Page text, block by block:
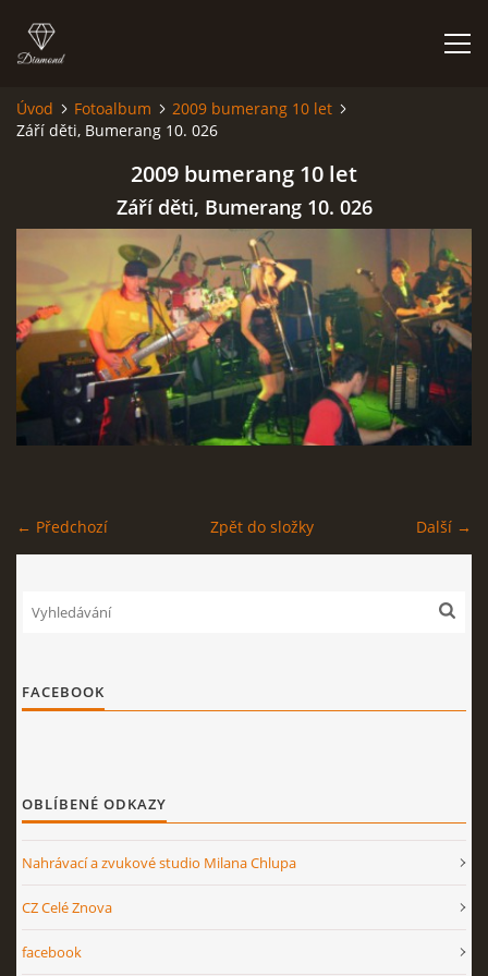
HISTORIE
JAK VYPADÁME
FOTOALBUM
CO HRAJEME
STAGEPLAN
Poříčany okr. Kolín
+420 724 629 042
© 2026 eStránky.cz
Úvod Fotoalbum
2009 bumerang 10 let
Září děti, Bumerang 10. 026
2009 bumerang 10 let
Září děti, Bumerang 10. 026
← Předchozí Další →
Zpět do složky
FACEBOOK
OBLÍBENÉ ODKAZY
Nahrávací a zvukové studio Milana Chlupa
CZ Celé Znova
facebook